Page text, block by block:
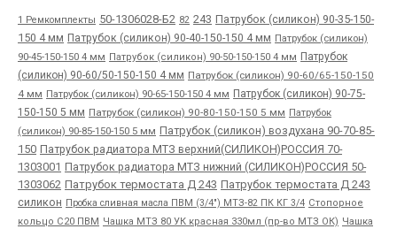
1 Ремкомплекты 50-1306028-Б2 82 243 Патрубок (силикон) 90-35-150-
150 4 мм Патрубок (силикон) 90-40-150-150 4 мм Патрубок (силикон)
90-45-150-150 4 мм Патрубок (силикон) 90-50-150-150 4 мм Патрубок
(силикон) 90-60/50-150-150 4 мм Патрубок (силикон) 90-60/65-150-150
4 мм Патрубок (силикон) 90-65-150-150 4 мм Патрубок (силикон) 90-75-
150-150 5 мм Патрубок (силикон) 90-80-150-150 5 мм Патрубок
(силикон) 90-85-150-150 5 мм Патрубок (силикон) воздухана 90-70-85-
150 Патрубок радиатора МТЗ верхний(СИЛИКОН)РОССИЯ 70-
1303001 Патрубок радиатора МТЗ нижний (СИЛИКОН)РОССИЯ 50-
1303062 Патрубок термостата Д 243 Патрубок термостата Д 243
силикон Пробка сливная масла ПВМ (3/4") МТЗ-82 ПК КГ 3/4 Стопорное
кольцо С20 ПВМ Чашка МТЗ 80 УК красная 330мл (пр-во МТЗ ОК) Чашка